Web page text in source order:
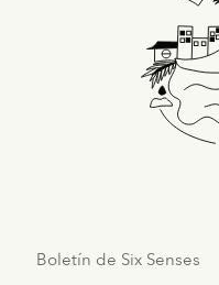
Boletín de Six Senses